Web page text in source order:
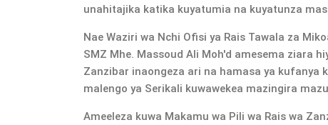
unahitajika katika kuyatumia na kuyatunza
Nae Waziri wa Nchi Ofisi ya Rais Tawala za
SMZ Mhe. Massoud Ali Moh'd amesema ziara
Zanzibar inaongeza ari na hamasa ya kufanya
malengo ya Serikali kuwawekea mazingira
Ameeleza kuwa Makamu wa Pili wa Rais wa